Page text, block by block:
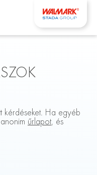
kérdéseket. Ha egyéb
űrlapot, és